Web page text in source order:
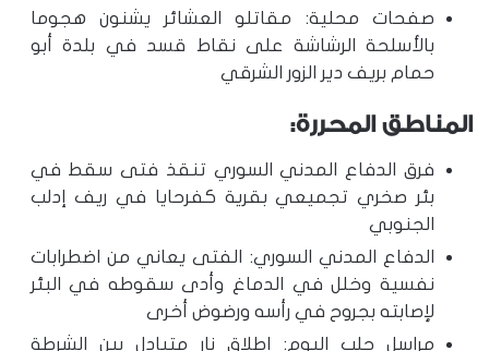
صفحات محلية: مقاتلو العشائر يشنون هجوما
بالأسلحة الرشاشة على نقاط قسد في بلدة أبو
حمام بريف دير الزور الشرقي
المناطق المحررة:
فرق الدفاع المدني السوري تنقذ فتى سقط في
بئر صخري تجميعي بقرية كفرحايا في ريف إدلب
الجنوبي
الدفاع المدني السوري: الفتى يعاني من اضطرابات
نفسية وخلل في الدماغ وأدى سقوطه في البئر
لإصابته بجروح في رأسه ورضوض أخرى
مراسل حلب اليوم: إطلاق نار متبادل بين الشرطة